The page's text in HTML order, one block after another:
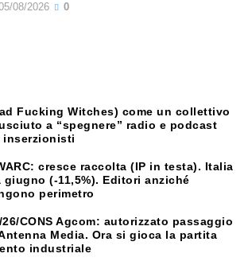
08/2026 0
Fucking Witches) come un collettivo
a “spegnere” radio e podcast
cresce raccolta (IP in testa). Italia
giugno (-11,5%). Editori anziché
perimetro
26/CONS Agcom: autorizzato passaggio
Media. Ora si gioca la partita
industriale